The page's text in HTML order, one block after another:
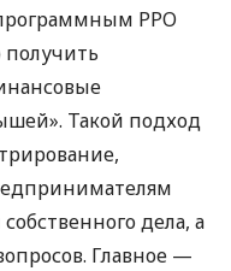
РРО
Такой подход
дела, а
Главное —